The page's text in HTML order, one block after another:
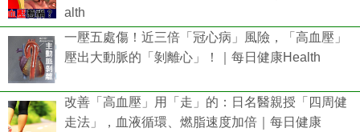
alth
一壓五處傷！近三倍「冠心病」風險，「高血壓」
壓出大動脈的「剝離心」！｜每日健康Health
改善「高血壓」用「走」的：日名醫親授「四周健
走法」，血液循環、燃脂速度加倍｜每日健康